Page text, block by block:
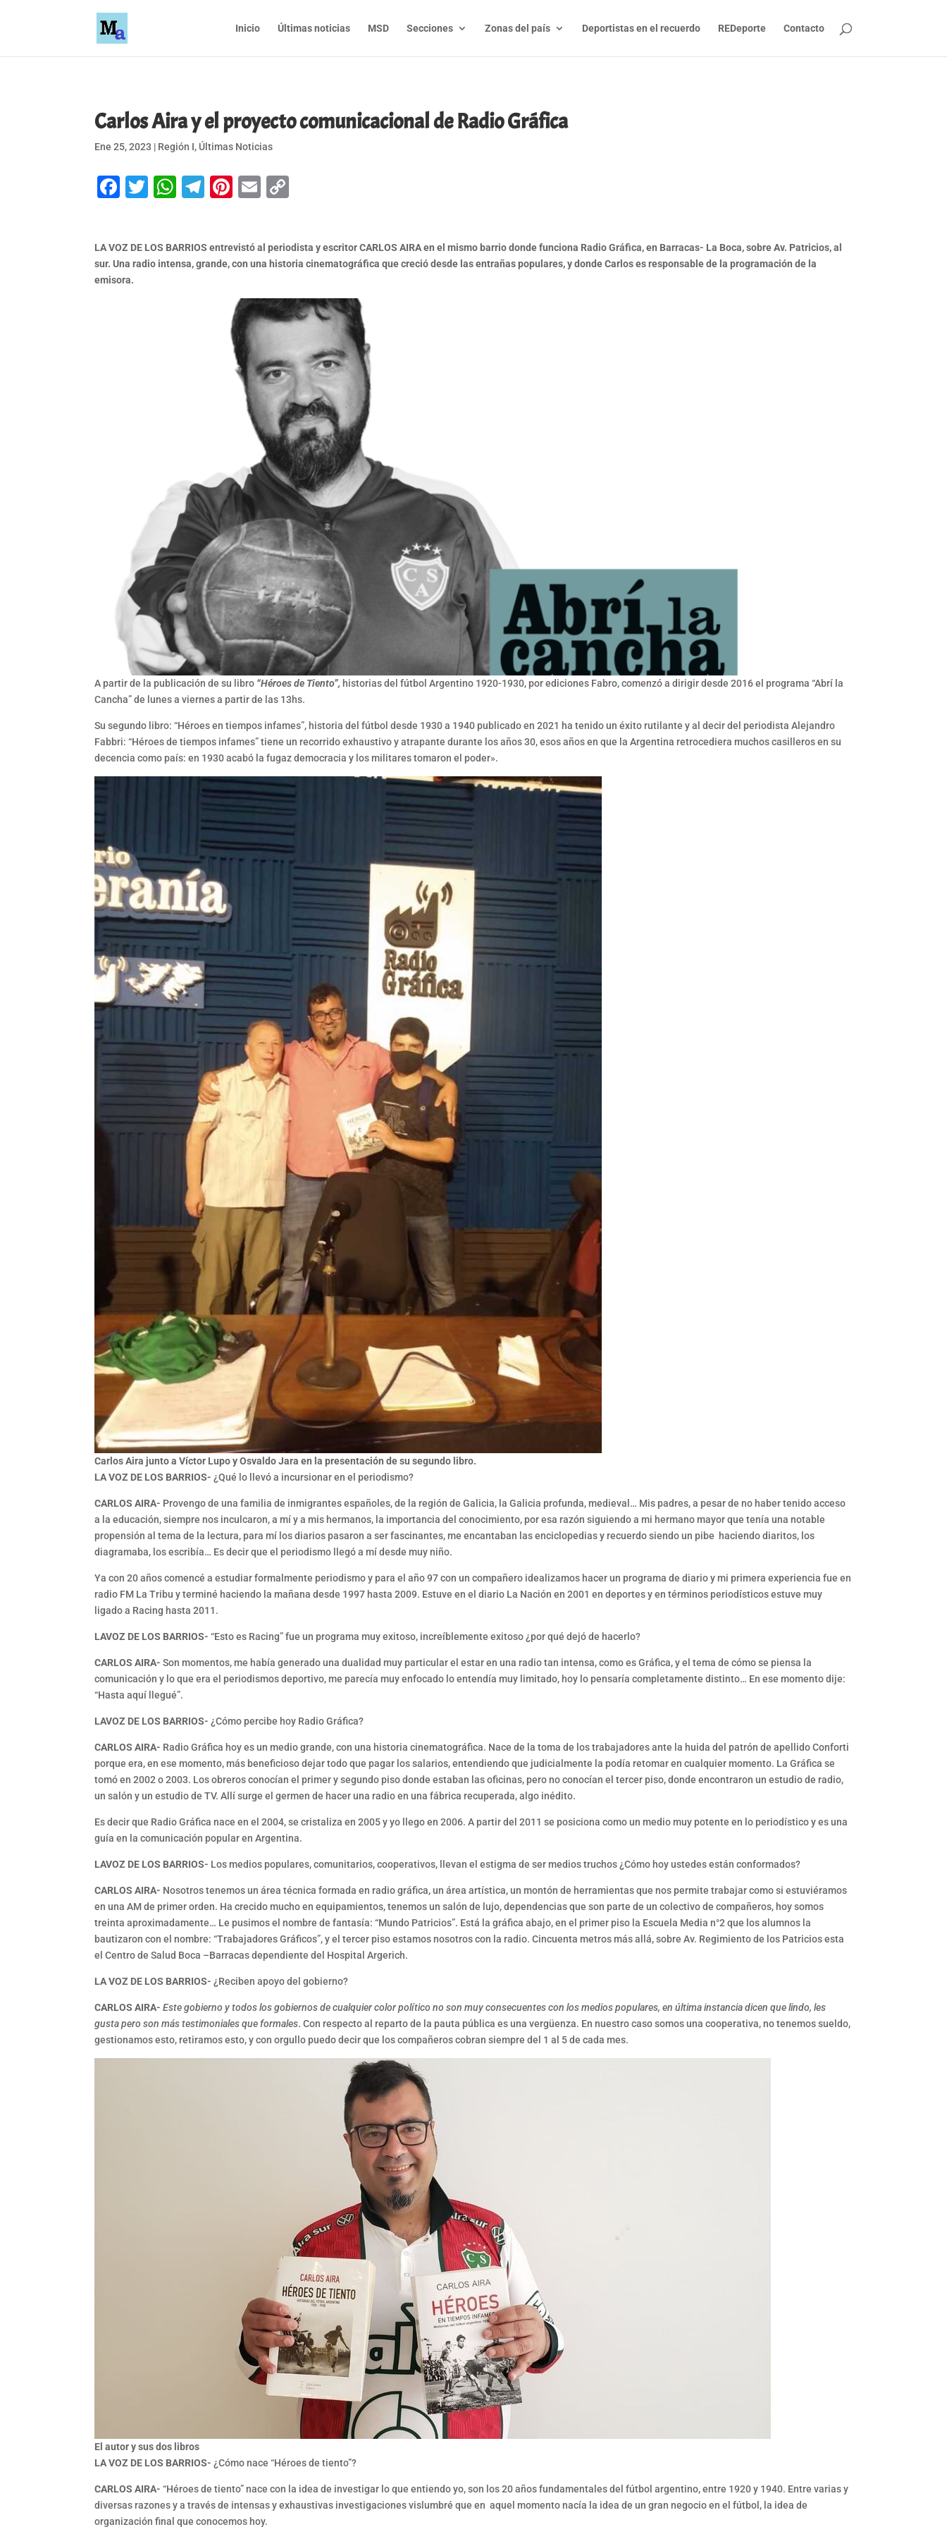
Inicio Últimas noticias MSD Secciones Zonas del país Deportistas en el recuerdo REDeporte Contacto
Carlos Aira y el proyecto comunicacional de Radio Gráfica
Ene 25, 2023 | Región I, Últimas Noticias
Facebook
Twitter
WhatsApp
Telegram
Pinterest
Email
LA VOZ DE LOS BARRIOS entrevistó al periodista y escritor CARLOS AIRA en el mismo barrio donde funciona Radio Gráfica, en Barracas- La Boca, sobre Av. Patricios, al
sur. Una radio intensa, grande, con una historia cinematográfica que creció desde las entrañas populares, y donde Carlos es responsable de la programación de la
emisora.
A partir de la publicación de su libro “Héroes de Tiento”, historias del fútbol Argentino 1920-1930, por ediciones Fabro, comenzó a dirigir desde 2016 el programa “Abrí la
Cancha” de lunes a viernes a partir de las 13hs.
Su segundo libro: “Héroes en tiempos infames”, historia del fútbol desde 1930 a 1940 publicado en 2021 ha tenido un éxito rutilante y al decir del periodista Alejandro
Fabbri: “Héroes de tiempos infames” tiene un recorrido exhaustivo y atrapante durante los años 30, esos años en que la Argentina retrocediera muchos casilleros en su
decencia como país: en 1930 acabó la fugaz democracia y los militares tomaron el poder».
Carlos Aira junto a Víctor Lupo y Osvaldo Jara en la presentación de su segundo libro.
LA VOZ DE LOS BARRIOS- ¿Qué lo llevó a incursionar en el periodismo?
CARLOS AIRA- Provengo de una familia de inmigrantes españoles, de la región de Galicia, la Galicia profunda, medieval… Mis padres, a pesar de no haber tenido acceso
a la educación, siempre nos inculcaron, a mí y a mis hermanos, la importancia del conocimiento, por esa razón siguiendo a mi hermano mayor que tenía una notable
propensión al tema de la lectura, para mí los diarios pasaron a ser fascinantes, me encantaban las enciclopedias y recuerdo siendo un pibe haciendo diaritos, los
diagramaba, los escribía… Es decir que el periodismo llegó a mí desde muy niño.
Ya con 20 años comencé a estudiar formalmente periodismo y para el año 97 con un compañero idealizamos hacer un programa de diario y mi primera experiencia fue en
radio FM La Tribu y terminé haciendo la mañana desde 1997 hasta 2009. Estuve en el diario La Nación en 2001 en deportes y en términos periodísticos estuve muy
ligado a Racing hasta 2011.
LAVOZ DE LOS BARRIOS- “Esto es Racing” fue un programa muy exitoso, increíblemente exitoso ¿por qué dejó de hacerlo?
CARLOS AIRA- Son momentos, me había generado una dualidad muy particular el estar en una radio tan intensa, como es Gráfica, y el tema de cómo se piensa la
comunicación y lo que era el periodismos deportivo, me parecía muy enfocado lo entendía muy limitado, hoy lo pensaría completamente distinto… En ese momento dije:
“Hasta aquí llegué”.
LAVOZ DE LOS BARRIOS- ¿Cómo percibe hoy Radio Gráfica?
CARLOS AIRA- Radio Gráfica hoy es un medio grande, con una historia cinematográfica. Nace de la toma de los trabajadores ante la huida del patrón de apellido Conforti
porque era, en ese momento, más beneficioso dejar todo que pagar los salarios, entendiendo que judicialmente la podía retomar en cualquier momento. La Gráfica se
tomó en 2002 o 2003. Los obreros conocían el primer y segundo piso donde estaban las oficinas, pero no conocían el tercer piso, donde encontraron un estudio de radio,
un salón y un estudio de TV. Allí surge el germen de hacer una radio en una fábrica recuperada, algo inédito.
Es decir que Radio Gráfica nace en el 2004, se cristaliza en 2005 y yo llego en 2006. A partir del 2011 se posiciona como un medio muy potente en lo periodístico y es una
guía en la comunicación popular en Argentina.
LAVOZ DE LOS BARRIOS- Los medios populares, comunitarios, cooperativos, llevan el estigma de ser medios truchos ¿Cómo hoy ustedes están conformados?
CARLOS AIRA- Nosotros tenemos un área técnica formada en radio gráfica, un área artística, un montón de herramientas que nos permite trabajar como si estuviéramos
en una AM de primer orden. Ha crecido mucho en equipamientos, tenemos un salón de lujo, dependencias que son parte de un colectivo de compañeros, hoy somos
treinta aproximadamente… Le pusimos el nombre de fantasía: “Mundo Patricios”. Está la gráfica abajo, en el primer piso la Escuela Media n°2 que los alumnos la
bautizaron con el nombre: “Trabajadores Gráficos”, y el tercer piso estamos nosotros con la radio. Cincuenta metros más allá, sobre Av. Regimiento de los Patricios esta
el Centro de Salud Boca –Barracas dependiente del Hospital Argerich.
LA VOZ DE LOS BARRIOS- ¿Reciben apoyo del gobierno?
CARLOS AIRA- Este gobierno y todos los gobiernos de cualquier color político no son muy consecuentes con los medios populares, en última instancia dicen que lindo, les
gusta pero son más testimoniales que formales. Con respecto al reparto de la pauta pública es una vergüenza. En nuestro caso somos una cooperativa, no tenemos sueldo,
gestionamos esto, retiramos esto, y con orgullo puedo decir que los compañeros cobran siempre del 1 al 5 de cada mes.
El autor y sus dos libros
LA VOZ DE LOS BARRIOS- ¿Cómo nace “Héroes de tiento”?
CARLOS AIRA- “Héroes de tiento” nace con la idea de investigar lo que entiendo yo, son los 20 años fundamentales del fútbol argentino, entre 1920 y 1940. Entre varias y
diversas razones y a través de intensas y exhaustivas investigaciones vislumbré que en aquel momento nacía la idea de un gran negocio en el fútbol, la idea de
organización final que conocemos hoy.